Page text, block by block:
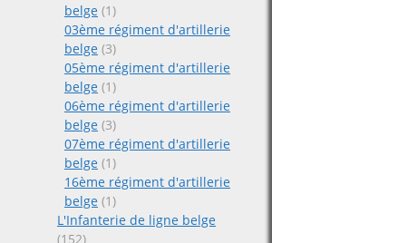
belge (1)
03ème régiment d'artillerie
belge (3)
05ème régiment d'artillerie
belge (1)
06ème régiment d'artillerie
belge (3)
07ème régiment d'artillerie
belge (1)
16ème régiment d'artillerie
belge (1)
L'Infanterie de ligne belge
(152)